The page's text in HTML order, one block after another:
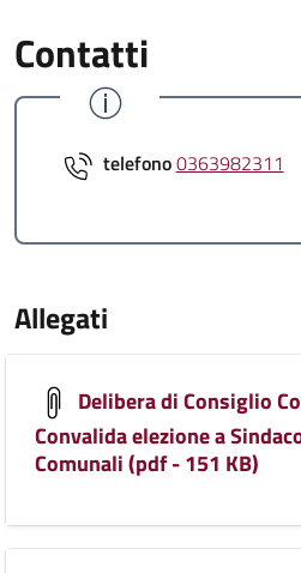
Contatti
telefono0363982311
Allegati
Delibera di Consiglio
Convalida elezione a
Comunali (pdf - 151 KB)